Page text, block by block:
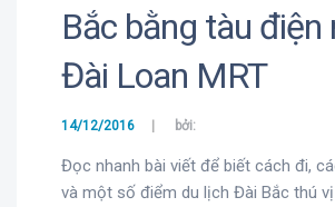
Bắc bằng tàu điện
Đài Loan MRT
14/12/2016 bởi:
Đọc nhanh bài viết để biết cách đi,
và một số điểm du lịch Đài Bắc thú